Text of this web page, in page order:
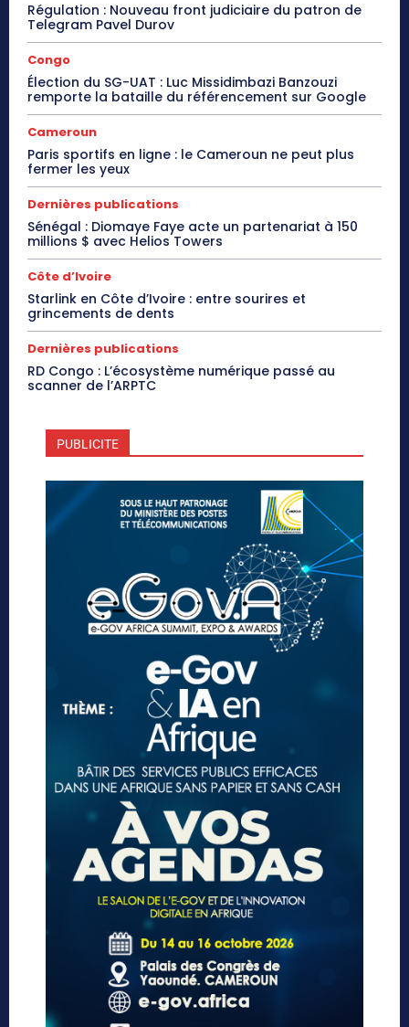
Régulation : Nouveau front judiciaire du patron de
Telegram Pavel Durov
Congo
Élection du SG-UAT : Luc Missidimbazi Banzouzi
remporte la bataille du référencement sur Google
Cameroun
Paris sportifs en ligne : le Cameroun ne peut plus
fermer les yeux
Dernières publications
Sénégal : Diomaye Faye acte un partenariat à 150
millions $ avec Helios Towers
Côte d’Ivoire
Starlink en Côte d’Ivoire : entre sourires et
grincements de dents
Dernières publications
RD Congo : L’écosystème numérique passé au
scanner de l’ARPTC
PUBLICITE